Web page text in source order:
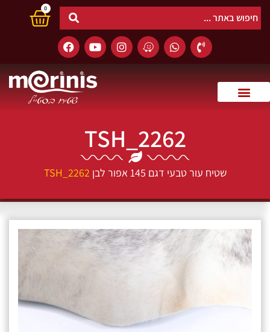
0
TSH_2262
שטיח עור טבעי דגם 145 אפור לבן TSH_2262